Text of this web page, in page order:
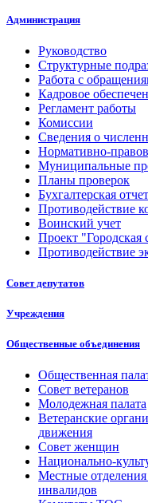
Администрация
Руководство
Структурные
Работа с
Кадровое
Регламент работы
Комиссии
Сведения о
Нормативно-
Муниципальные
Планы проверок
Бухгалтерская
Противодействие
Воинский учет
Проект "Городская
Противодействие
Совет депутатов
Учреждения
Общественные объединения
Общественная
Совет ветеранов
Молодежная палата
Ветеранские
движения
Совет женщин
Национально-
Местные отделения
инвалидов